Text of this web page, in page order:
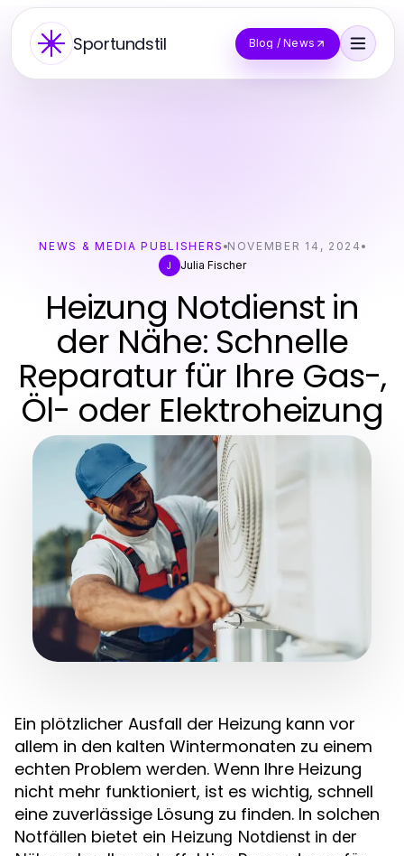
Sportundstil Blog / News
NEWS & MEDIA PUBLISHERS NOVEMBER 14, 2024
J
Julia Fischer
Heizung Notdienst in
der Nähe: Schnelle
Reparatur für Ihre Gas-,
Öl- oder Elektroheizung
Ein plötzlicher Ausfall der Heizung kann vor
allem in den kalten Wintermonaten zu einem
echten Problem werden. Wenn Ihre Heizung
nicht mehr funktioniert, ist es wichtig, schnell
eine zuverlässige Lösung zu finden. In solchen
Notfällen bietet ein Heizung Notdienst in der